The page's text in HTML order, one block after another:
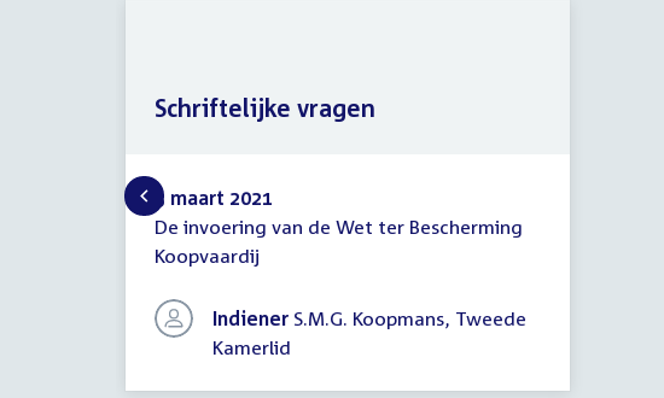
Schriftelijke
vragen
5 maart 2021
De invoering van de Wet ter Bescherming
Koopvaardij
Indiener S.M.G. Koopmans, Tweede
Kamerlid
Schriftelijke vragen